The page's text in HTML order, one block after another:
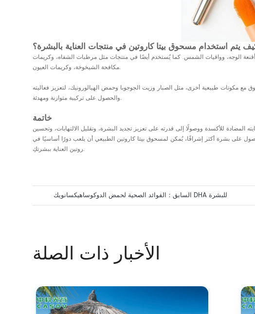
يتم استخدام مسحوق بيتا كاروتين في منتجات العناية بالبشرة؟
الوجه، وواقيات الشمس. كما يُستخدم أيضًا في منتجات مثل مرطبات الشفاه، وكريمات
مكافحة الشيخوخة، وكريمات العيون.
مكونات طبيعية أخرى، مثل الصبار وزيت الجوجوبا وحمض الهيالورونيك، لتعزيز فعاليته
والحصول على تركيبة متوازنة ومهدئة.
خاتمة
المضادة للأكسدة ووصولًا إلى قدرته على تعزيز تجديد البشرة، وتقليل الالتهابات، وتحسين
على بشرة أكثر إشراقًا، يُمكن لمسحوق بيتا كاروتين الطبيعي أن يلعب دورًا أساسيًا في
روتين العناية ببشرتكِ.
السابق： الفوائد الصحية لحمض الدوكوساهيكسانويك DHA للبشرة
الأخبار ذات الصلة